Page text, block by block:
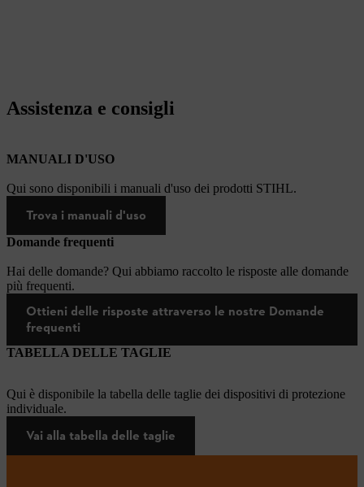
Assistenza e consigli
MANUALI D'USO
Qui sono disponibili i manuali d'uso dei prodotti STIHL.
Trova i manuali d'uso
Domande frequenti
Hai delle domande? Qui abbiamo raccolto le risposte alle domande
più frequenti.
Ottieni delle risposte attraverso le nostre Domande
frequenti
TABELLA DELLE TAGLIE
Qui è disponibile la tabella delle taglie dei dispositivi di protezione
individuale.
Vai alla tabella delle taglie